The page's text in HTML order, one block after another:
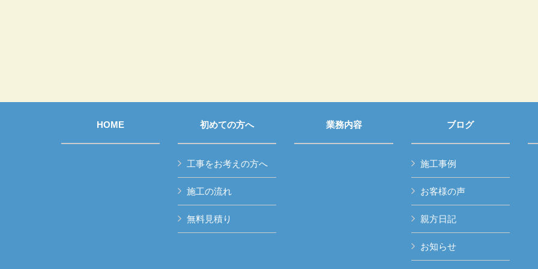
HOME 初めての方へ
工事をお考えの方へ
施工の流れ
無料見積り
業務内容 ブログ
施工事例
お客様の声
親方日記
お知らせ